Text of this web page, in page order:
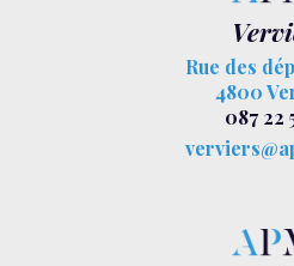
Rue des
4800
087 22